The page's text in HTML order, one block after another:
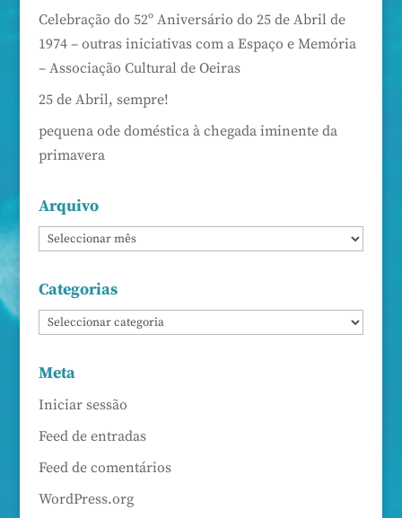
Celebração do 52º Aniversário do 25 de Abril de
1974 – outras iniciativas com a Espaço e Memória
– Associação Cultural de Oeiras
25 de Abril, sempre!
pequena ode doméstica à chegada iminente da
primavera
Arquivo
Categorias
Meta
Iniciar sessão
Feed de entradas
Feed de comentários
WordPress.org